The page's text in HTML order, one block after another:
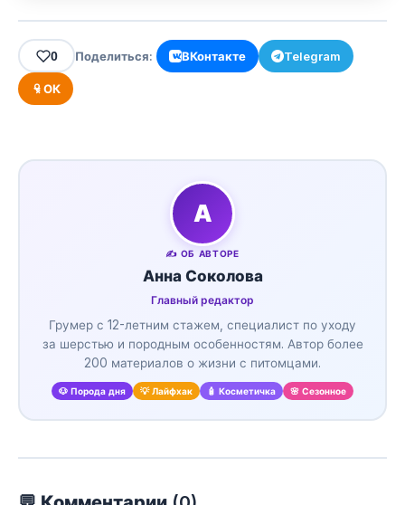
0 Поделиться: ВКонтакте Telegram
ОК
А
✍️ ОБ АВТОРЕ
Анна Соколова
Главный редактор
Грумер с 12-летним стажем, специалист по уходу
за шерстью и породным особенностям. Автор более
200 материалов о жизни с питомцами.
🐶 Порода дня 💡 Лайфхак 🧴 Косметичка 🌸 Сезонное